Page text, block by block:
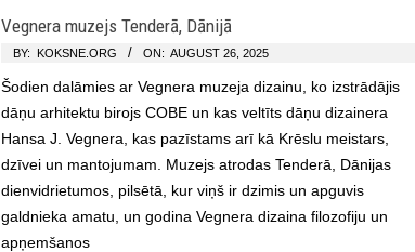
Vegnera muzejs Tenderā, Dānijā
BY: KOKSNE.ORG ON: AUGUST 26, 2025
Šodien dalāmies ar Vegnera muzeja dizainu, ko izstrādājis
dāņu arhitektu birojs COBE un kas veltīts dāņu dizainera
Hansa J. Vegnera, kas pazīstams arī kā Krēslu meistars,
dzīvei un mantojumam. Muzejs atrodas Tenderā, Dānijas
dienvidrietumos, pilsētā, kur viņš ir dzimis un apguvis
galdnieka amatu, un godina Vegnera dizaina filozofiju un
apņemšanos